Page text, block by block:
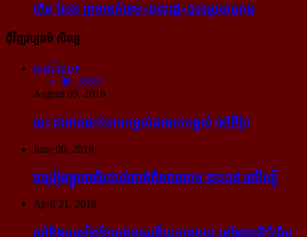
ហ៊ុន សែន ព្រមាន​កំទេច​«ពលរដ្ឋ»​ចូលរួម​បាតុកម្ម
ជុំវិញវប្បធម៌ សិល្បៈ
អានពិស្ដារ
20857
August 09, 2018
នេះ ជា​អាគារ​កប់​ពពក​ខ្ពស់​ជាង​គេ​បង្អស់ នៅ​អ៊ឺរ៉ុប
June 06, 2018
ចម្រៀង​ផ្លូវការ​នៃ​បាល់ទាត់​ពិភពលោក ២០១៨ នៅ​រ៉ូស្ស៊ី
April 21, 2018
របាំ​និង​ចម្រៀង​ខ្មែរ​ក្នុង​ទស្សនីយភាព​មួយ នៅ​រដ្ឋធានី​ប៉ារីស​